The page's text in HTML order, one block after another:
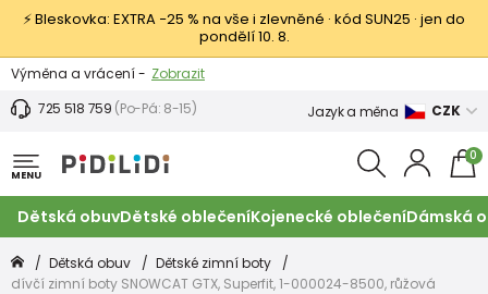
⚡ Bleskovka: EXTRA −25 % na vše i zlevněné · kód SUN25 · jen do
pondělí 10. 8.
Výměna a vrácení - Zobrazit
Sleva 100 Kč na první nákup -
725 518 759 (Po-Pá: 8-15) Jazyk a měna CZK
MENU
0
Dětská obuvDětské oblečeníKojenecké oblečeníDámská
Dětská obuv
Dětské zimní boty
dívčí zimní boty SNOWCAT GTX, Superfit, 1-000024-8500, růžová